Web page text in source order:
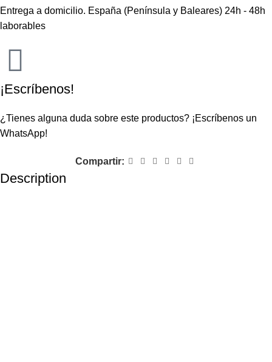
Entrega a domicilio. España (Península y Baleares) 24h - 48h
laborables
¡Escríbenos!
¿Tienes alguna duda sobre este productos? ¡Escríbenos un
WhatsApp!
Compartir:
Description